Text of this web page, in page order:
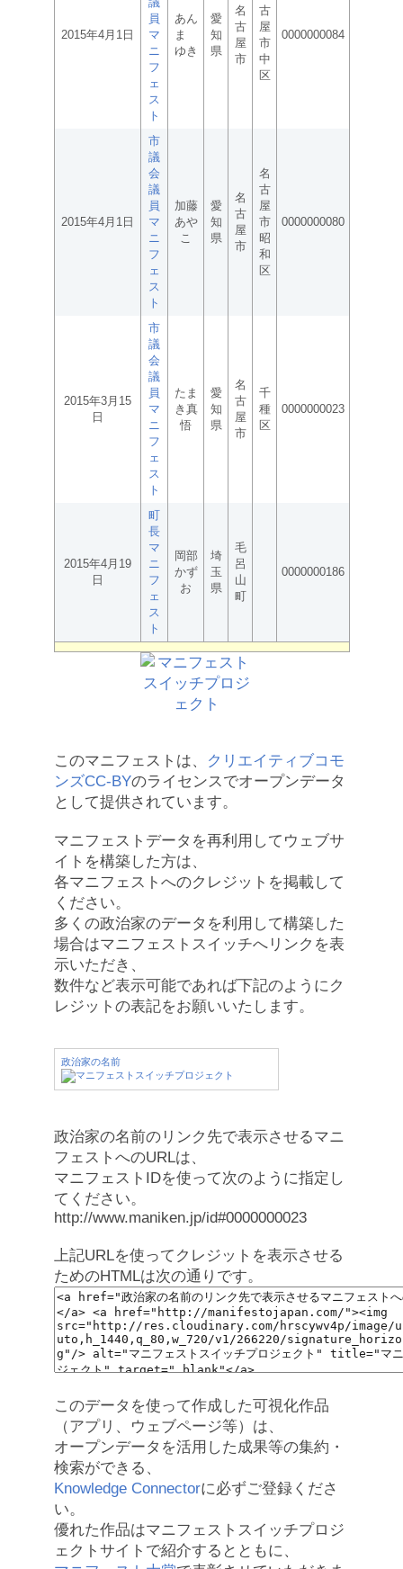
2015年4月1日
員
マ
ニ
フ
ェ
ス
ト
あん
ま
ゆき
愛
知
県
名
古
屋
市
古
屋
市
中
区
0000000084
2015年4月1日
市
議
会
議
員
マ
ニ
フ
ェ
ス
ト
加藤
あや
こ
愛
知
県
名
古
屋
市
名
古
屋
市
昭
和
区
0000000080
2015年3月15
日
市
議
会
議
員
マ
ニ
フ
ェ
ス
ト
たま
き真
悟
愛
知
県
名
古
屋
市
千
種
区
0000000023
2015年4月19
日
町
長
マ
ニ
フ
ェ
ス
ト
岡部
かず
お
埼
玉
県
毛
呂
山
町
0000000186
このマニフェストは、
クリエイティブコモ
ンズCC-BYのライセンスでオープンデータ
として提供されています。
マニフェストデータを再利用してウェブサ
イトを構築した方は、
各マニフェストへのクレジットを掲載して
ください。
多くの政治家のデータを利用して構築した
場合はマニフェストスイッチへリンクを表
示いただき、
数件など表示可能であれば下記のようにク
レジットの表記をお願いいたします。
政治家の名前
政治家の名前のリンク先で表示させるマニ
フェストへのURLは、
マニフェストIDを使って次のように指定し
てください。
http://www.maniken.jp/id#0000000023
上記URLを使ってクレジットを表示させる
ためのHTMLは次の通りです。
このデータを使って作成した可視化作品
（アプリ、ウェブページ等）は、
オープンデータを活用した成果等の集約・
検索ができる、
Knowledge Connectorに必ずご登録くださ
い。
優れた作品はマニフェストスイッチプロジ
ェクトサイトで紹介するとともに、